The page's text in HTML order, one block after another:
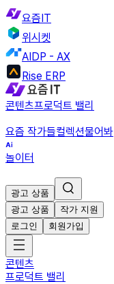
요즘IT
위시켓
AIDP - AX
Rise ERP
콘텐츠프로덕트 밸리
요즘 작가들컬렉션물어봐
놀이터
광고 상품
광고 상품
작가 지원
로그인
회원가입
콘텐츠
프로덕트 밸리